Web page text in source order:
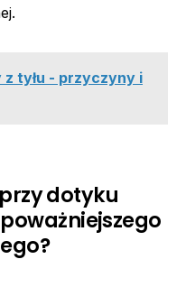
z tyłu - przyczyny i
przy dotyku